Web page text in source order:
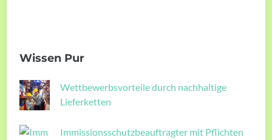
Wissen Pur
Wettbewerbsvorteile durch nachhaltige
Lieferketten
Immissionsschutzbeauftragter mit Pflichten